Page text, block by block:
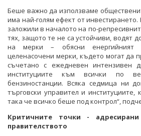
Беше важно да използваме
има най-голям ефект от
заложили в началото на по-
тях, защото те не са устойчиви, водят
на мерки – обясни енергийният
целенасочени мерки, където могат да
съчетано с ежедневен интензивен
институциите към всички по
бензиностанции. Всяка седмица ни
търговски управител и
така че всичко беше под контрол“,
Критичните точки -
правителството